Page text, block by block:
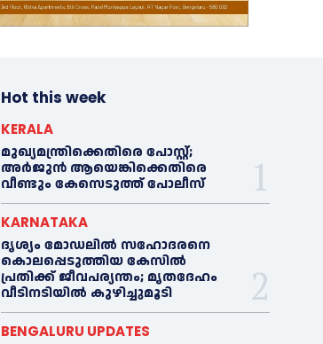
Hot this week
KERALA
മുഖ്യമന്ത്രിക്കെതിരെ പോസ്റ്റ്;
അര്‍ജുൻ ആയെങ്കിക്കെതിരെ
വീണ്ടും കേസെടുത്ത് പോലീസ്
KARNATAKA
ദൃശ്യം മോഡലിൽ സഹോദരനെ
കൊലപ്പെടുത്തിയ കേസിൽ
പ്രതിക്ക് ജീവപര്യന്തം; മൃതദേഹം
വീടിനടിയിൽ കുഴിച്ചുമൂടി
BENGALURU UPDATES